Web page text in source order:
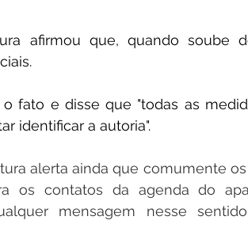
afirmou que, quando soube
fato e disse que "todas as
identificar a autoria".
alerta ainda que comumente
os contatos da agenda do
mensagem nesse